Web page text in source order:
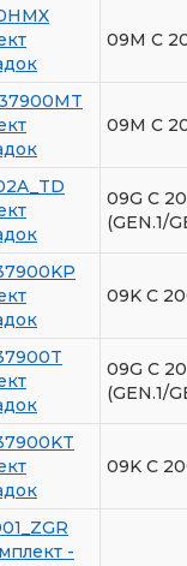
09M С
09M С
09G С
(GEN.1/
09K С
09G С
(GEN.1/
09K C
-